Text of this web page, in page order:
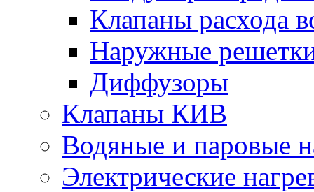
Клапаны расхода
Наружные
Диффузоры
Клапаны КИВ
Водяные и паровые
Электрические